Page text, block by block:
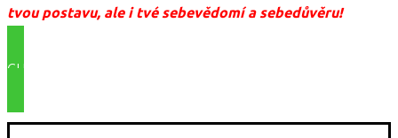
tvou postavu, ale i tvé sebevědomí a sebedůvěru!
CHCI BÝT ŠTÍHLÁ - SE SLEVOU 1500KČ